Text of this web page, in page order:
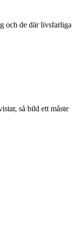
och de där livsfarliga
så bild ett måste